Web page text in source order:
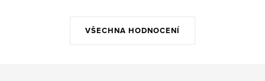
VŠECHNA HODNOCENÍ